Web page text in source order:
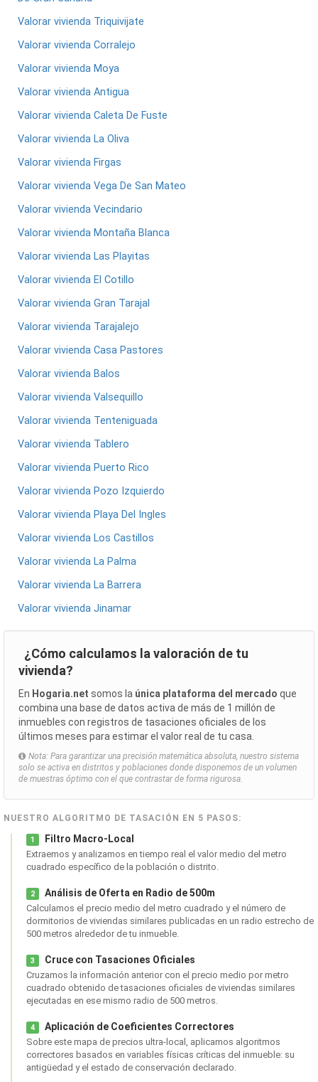
Valorar vivienda Triquivijate
Valorar vivienda Corralejo
Valorar vivienda Moya
Valorar vivienda Antigua
Valorar vivienda Caleta De Fuste
Valorar vivienda La Oliva
Valorar vivienda Firgas
Valorar vivienda Vega De San Mateo
Valorar vivienda Vecindario
Valorar vivienda Montaña Blanca
Valorar vivienda Las Playitas
Valorar vivienda El Cotillo
Valorar vivienda Gran Tarajal
Valorar vivienda Tarajalejo
Valorar vivienda Casa Pastores
Valorar vivienda Balos
Valorar vivienda Valsequillo
Valorar vivienda Tenteniguada
Valorar vivienda Tablero
Valorar vivienda Puerto Rico
Valorar vivienda Pozo Izquierdo
Valorar vivienda Playa Del Ingles
Valorar vivienda Los Castillos
Valorar vivienda La Palma
Valorar vivienda La Barrera
Valorar vivienda Jinamar
¿Cómo calculamos la valoración de tu
vivienda?
En Hogaria.net somos la única plataforma del mercado que
combina una base de datos activa de más de 1 millón de
inmuebles con registros de tasaciones oficiales de los
últimos meses para estimar el valor real de tu casa.
Nota: Para garantizar una precisión matemática absoluta, nuestro sistema
solo se activa en distritos y poblaciones donde disponemos de un volumen
de muestras óptimo con el que contrastar de forma rigurosa.
NUESTRO ALGORITMO DE TASACIÓN EN 5 PASOS:
1 Filtro Macro-Local
Extraemos y analizamos en tiempo real el valor medio del metro
cuadrado específico de la población o distrito.
2 Análisis de Oferta en Radio de 500m
Calculamos el precio medio del metro cuadrado y el número de
dormitorios de viviendas similares publicadas en un radio estrecho de
500 metros alrededor de tu inmueble.
3 Cruce con Tasaciones Oficiales
Cruzamos la información anterior con el precio medio por metro
cuadrado obtenido de tasaciones oficiales de viviendas similares
ejecutadas en ese mismo radio de 500 metros.
4 Aplicación de Coeficientes Correctores
Sobre este mapa de precios ultra-local, aplicamos algoritmos
correctores basados en variables físicas críticas del inmueble: su
antigüedad y el estado de conservación declarado.